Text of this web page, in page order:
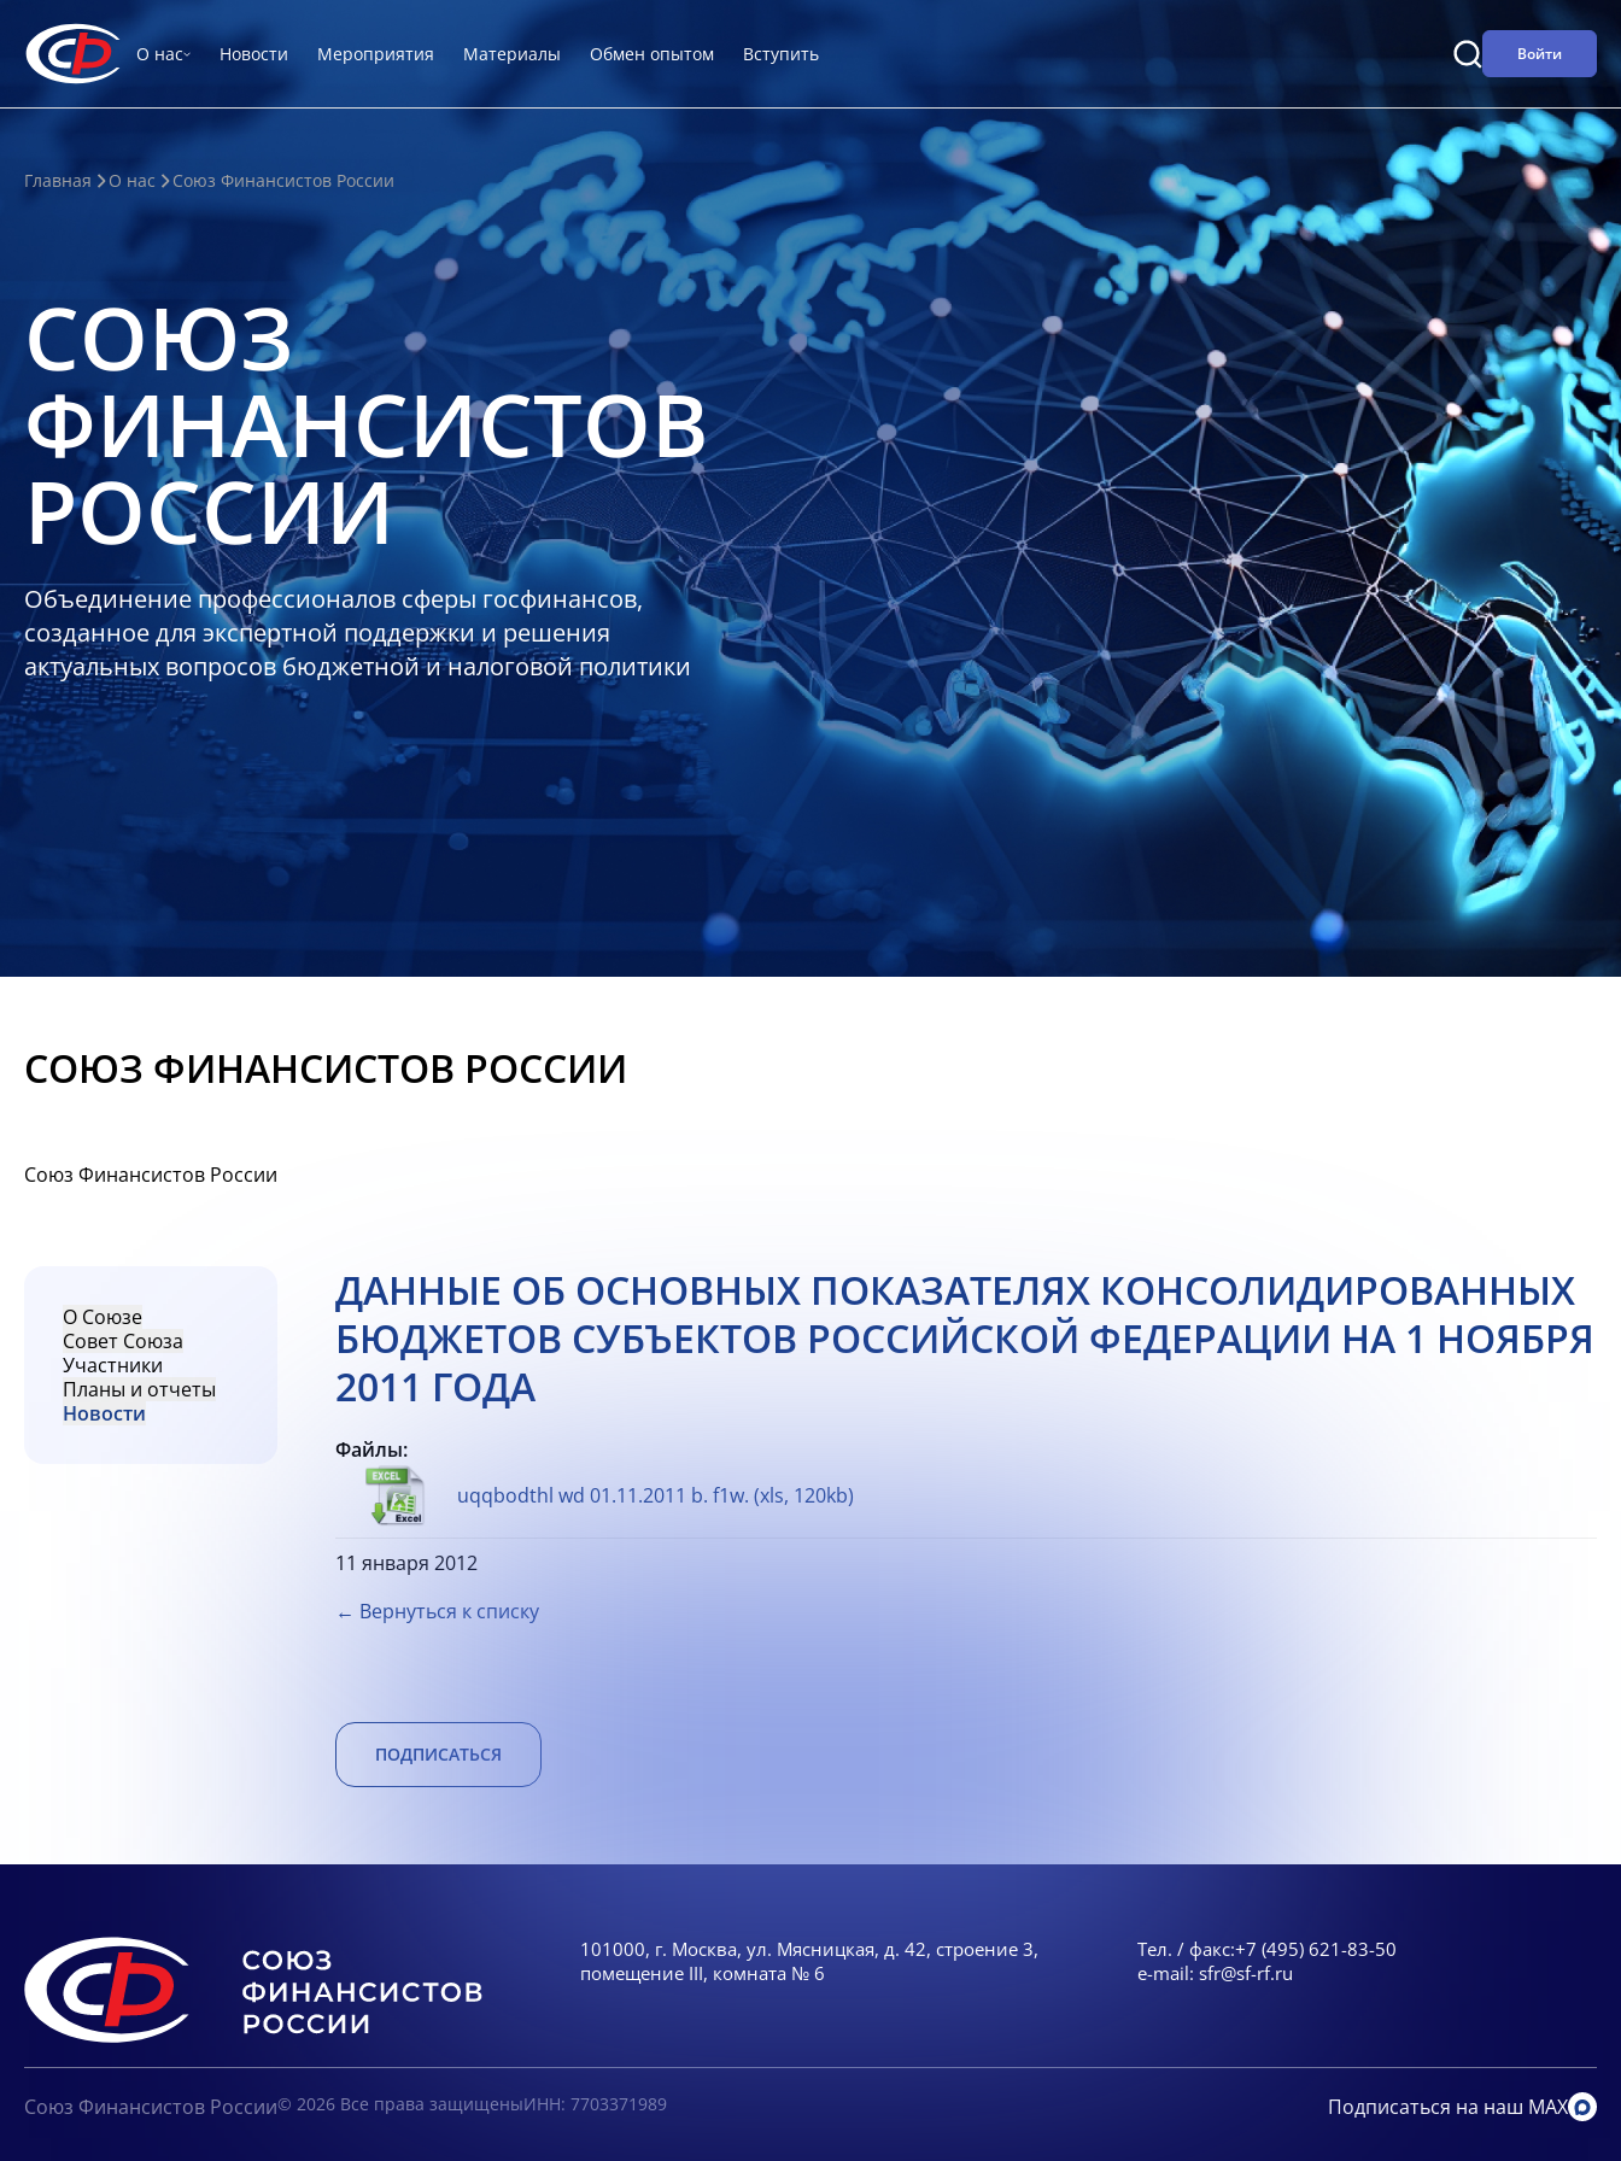
О нас Новости Мероприятия Материалы Обмен опытом Вступить Войти
Главная О нас Союз Финансистов России
СОЮЗ
ФИНАНСИСТОВ
РОССИИ
Объединение профессионалов сферы госфинансов,
созданное для экспертной поддержки и решения
актуальных вопросов бюджетной и налоговой политики
СОЮЗ ФИНАНСИСТОВ РОССИИ
Союз Финансистов России
О Союзе
Совет Союза
Участники
Планы и отчеты
Новости
ДАННЫЕ ОБ ОСНОВНЫХ ПОКАЗАТЕЛЯХ КОНСОЛИДИРОВАННЫХ
БЮДЖЕТОВ СУБЪЕКТОВ РОССИЙСКОЙ ФЕДЕРАЦИИ НА 1 НОЯБРЯ
2011 ГОДА
Файлы:
uqqbodthl wd 01.11.2011 b. f1w. (xls, 120kb)
11 января 2012
← Вернуться к списку
ПОДПИСАТЬСЯ
101000, г. Москва, ул. Мясницкая, д. 42, строение 3,
помещение III, комната № 6
Тел. / факс:+7 (495) 621-83-50
e-mail: sfr@sf-rf.ru
Союз Финансистов России© 2026 Все права защищеныИНН: 7703371989 Подписаться на наш MAX